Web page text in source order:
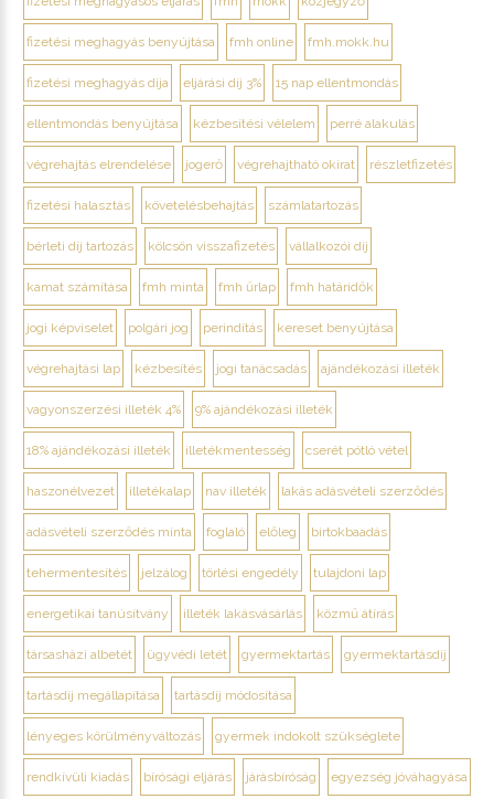
fizetési meghagyás benyújtása fmh online fmh.mokk.hu
fizetési meghagyás díja eljárási díj 3% 15 nap ellentmondás
ellentmondás benyújtása kézbesítési vélelem perré alakulás
végrehajtás elrendelése jogerő végrehajtható okirat részletfizetés
fizetési halasztás követelésbehajtás számlatartozás
bérleti díj tartozás kölcsön visszafizetés vállalkozói díj
kamat számítása fmh minta fmh űrlap fmh határidők
jogi képviselet polgári jog perindítás kereset benyújtása
végrehajtási lap kézbesítés jogi tanácsadás ajándékozási illeték
vagyonszerzési illeték 4% 9% ajándékozási illeték
18% ajándékozási illeték illetékmentesség cserét pótló vétel
haszonélvezet illetékalap nav illeték lakás adásvételi szerződés
adásvételi szerződés minta foglaló előleg birtokbaadás
tehermentesítés jelzálog törlési engedély tulajdoni lap
energetikai tanúsítvány illeték lakásvásárlás közmű átírás
társasházi albetét ügyvédi letét gyermektartás gyermektartásdíj
tartásdíj megállapítása tartásdíj módosítása
lényeges körülményváltozás gyermek indokolt szükséglete
rendkívüli kiadás bírósági eljárás járásbíróság egyezség jóváhagyása